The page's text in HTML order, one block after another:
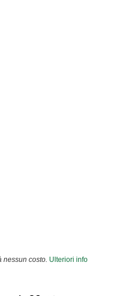
costo. Ulteriori info